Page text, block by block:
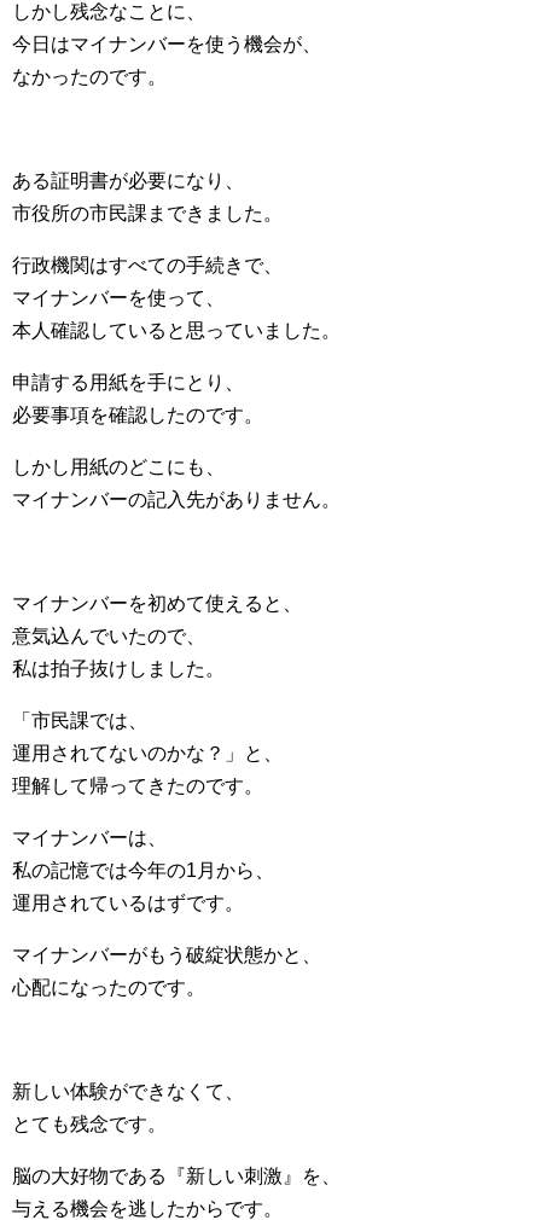
しかし残念なことに、
今日はマイナンバーを使う機会が、
なかったのです。
ある証明書が必要になり、
市役所の市民課まできました。
行政機関はすべての手続きで、
マイナンバーを使って、
本人確認していると思っていました。
申請する用紙を手にとり、
必要事項を確認したのです。
しかし用紙のどこにも、
マイナンバーの記入先がありません。
マイナンバーを初めて使えると、
意気込んでいたので、
私は拍子抜けしました。
「市民課では、
運用されてないのかな？」と、
理解して帰ってきたのです。
マイナンバーは、
私の記憶では今年の1月から、
運用されているはずです。
マイナンバーがもう破綻状態かと、
心配になったのです。
新しい体験ができなくて、
とても残念です。
脳の大好物である『新しい刺激』を、
与える機会を逃したからです。